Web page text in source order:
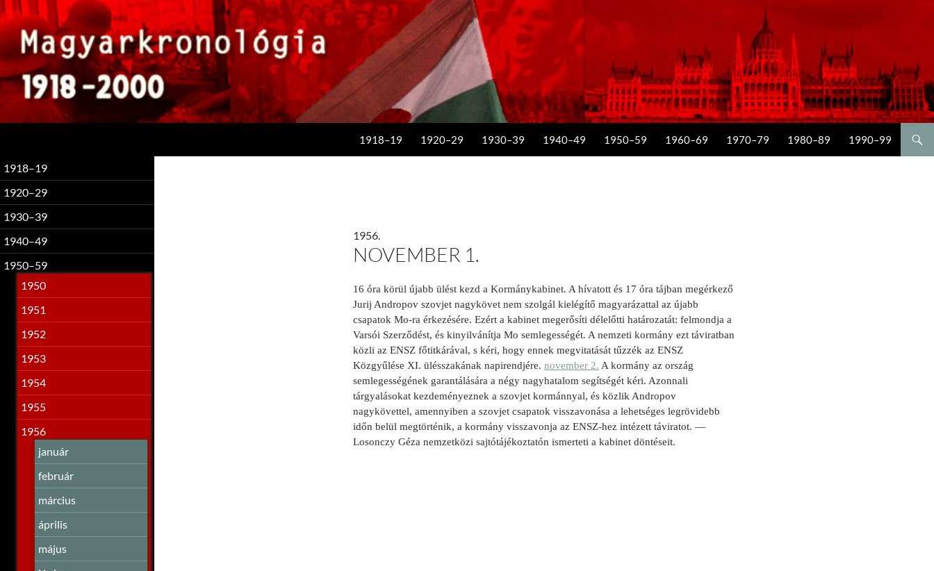
1918–19 1920–29 1930–39 1940–49 1950–59 1960–69 1970–79 1980–89 1990–99
1956.
NOVEMBER 1.
16 óra körül újabb ülést kezd a Kormánykabinet. A hívatott és 17 óra tájban megérkező
Jurij Andropov szovjet nagykövet nem szolgál kielégítő magyarázattal az újabb
csapatok Mo-ra érkezésére. Ezért a kabinet megerősíti délelőtti határozatát: felmondja a
Varsói Szerződést, és kinyilvánítja Mo semlegességét. A nemzeti kormány ezt táviratban
közli az ENSZ főtitkárával, s kéri, hogy ennek megvitatását tűzzék az ENSZ
Közgyűlése XI. ülésszakának napirendjére. november 2. A kormány az ország
semlegességének garantálására a négy nagyhatalom segítségét kéri. Azonnali
tárgyalásokat kezdeményeznek a szovjet kormánnyal, és közlik Andropov
nagykövettel, amennyiben a szovjet csapatok visszavonása a lehetséges legrövidebb
időn belül megtörténik, a kormány visszavonja az ENSZ-hez intézett táviratot. —
Losonczy Géza nemzetközi sajtótájékoztatón ismerteti a kabinet döntéseit.
1918–19
1920–29
1930–39
1940–49
1950–59
1950
1951
1952
1953
1954
1955
1956
január
február
március
április
május